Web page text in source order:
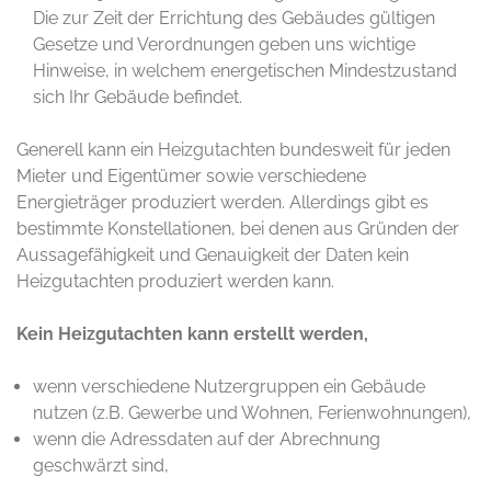
Die zur Zeit der Errichtung des Gebäudes gültigen
Gesetze und Verordnungen geben uns wichtige
Hinweise, in welchem energetischen Mindestzustand
sich Ihr Gebäude befindet.
Generell kann ein Heizgutachten bundesweit für jeden
Mieter und Eigentümer sowie verschiedene
Energieträger produziert werden. Allerdings gibt es
bestimmte Konstellationen, bei denen aus Gründen der
Aussagefähigkeit und Genauigkeit der Daten kein
Heizgutachten produziert werden kann.
Kein Heizgutachten kann erstellt werden,
wenn verschiedene Nutzergruppen ein Gebäude
nutzen (z.B. Gewerbe und Wohnen, Ferienwohnungen),
wenn die Adressdaten auf der Abrechnung
geschwärzt sind,